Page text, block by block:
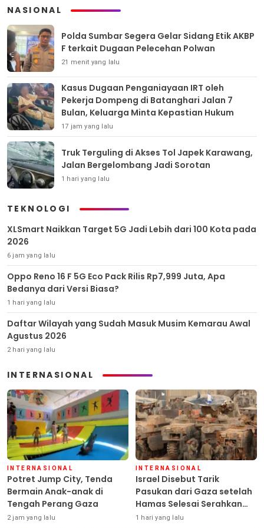
NASIONAL
Polda Sumbar Segera Gelar Sidang Etik AKBP
F terkait Dugaan Pelecehan Polwan
21 menit yang lalu
Kasus Dugaan Penganiayaan IRT oleh
Pekerja Dompeng di Batanghari Jalan 7
Bulan, Keluarga Minta Kepastian Hukum
17 jam yang lalu
Truk Terguling di Akses Tol Japek Karawang,
Jalan Bergelombang Jadi Sorotan
1 hari yang lalu
TEKNOLOGI
XLSmart Naikkan Target 5G Jadi Lebih dari 100 Kota pada
2026
6 jam yang lalu
Oppo Reno 16 F 5G Eco Pack Rilis Rp7,999 Juta, Apa
Bedanya dari Versi Biasa?
1 hari yang lalu
Daftar Wilayah yang Sudah Masuk Musim Kemarau Awal
Agustus 2026
2 hari yang lalu
INTERNASIONAL
INTERNASIONAL
Potret Jump City, Tenda
Bermain Anak-anak di
Tengah Perang Gaza
2 jam yang lalu
INTERNASIONAL
Israel Disebut Tarik
Pasukan dari Gaza setelah
Hamas Selesai Serahkan
Senjata
1 hari yang lalu